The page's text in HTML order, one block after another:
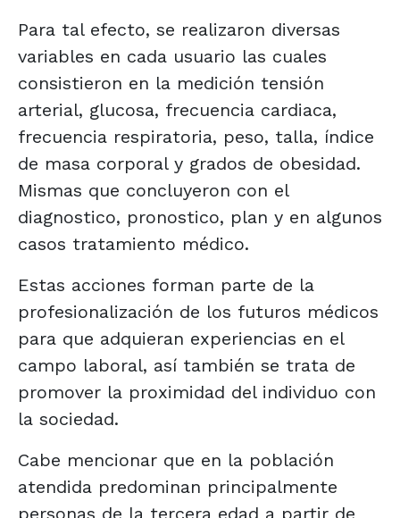
Para tal efecto, se realizaron diversas
variables en cada usuario las cuales
consistieron en la medición tensión
arterial, glucosa, frecuencia cardiaca,
frecuencia respiratoria, peso, talla, índice
de masa corporal y grados de obesidad.
Mismas que concluyeron con el
diagnostico, pronostico, plan y en algunos
casos tratamiento médico.
Estas acciones forman parte de la
profesionalización de los futuros médicos
para que adquieran experiencias en el
campo laboral, así también se trata de
promover la proximidad del individuo con
la sociedad.
Cabe mencionar que en la población
atendida predominan principalmente
personas de la tercera edad a partir de